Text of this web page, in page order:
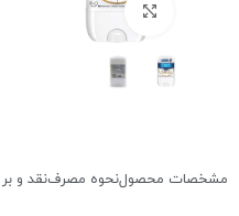
برای بزرگنمایی کلیک
مشخصات محصولنحوه مصرفنقد و